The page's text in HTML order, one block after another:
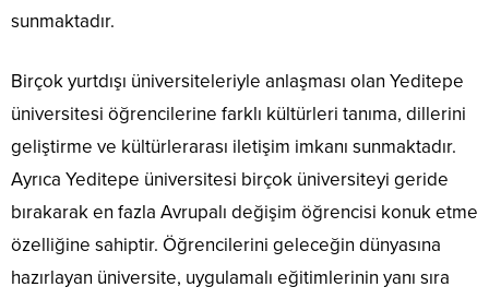
sunmaktadır.
Birçok yurtdışı üniversiteleriyle anlaşması olan Yeditepe
üniversitesi öğrencilerine farklı kültürleri tanıma, dillerini
geliştirme ve kültürlerarası iletişim imkanı sunmaktadır.
Ayrıca Yeditepe üniversitesi birçok üniversiteyi geride
bırakarak en fazla Avrupalı değişim öğrencisi konuk etme
özelliğine sahiptir. Öğrencilerini geleceğin dünyasına
hazırlayan üniversite, uygulamalı eğitimlerinin yanı sıra